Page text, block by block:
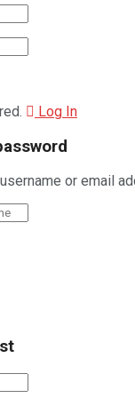
Log In
or email